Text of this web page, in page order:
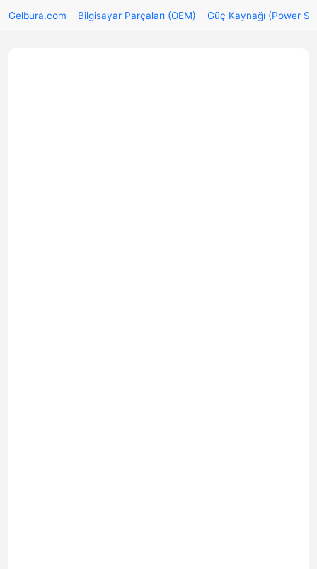
Gelbura.com Bilgisayar Parçaları (OEM) Güç Kaynağı (Power